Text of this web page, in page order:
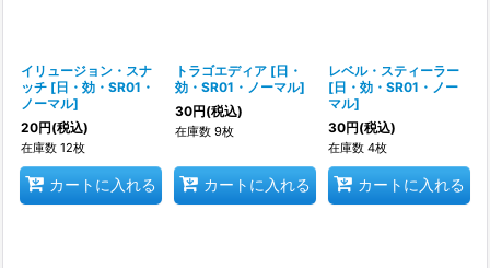
イリュージョン・スナ
ッチ [日・効・SR01・
ノーマル]
20円(税込)
在庫数 12枚
カートに入れる
トラゴエディア [日・
効・SR01・ノーマル]
30円(税込)
在庫数 9枚
カートに入れる
レベル・スティーラー
[日・効・SR01・ノー
マル]
30円(税込)
在庫数 4枚
カートに入れる